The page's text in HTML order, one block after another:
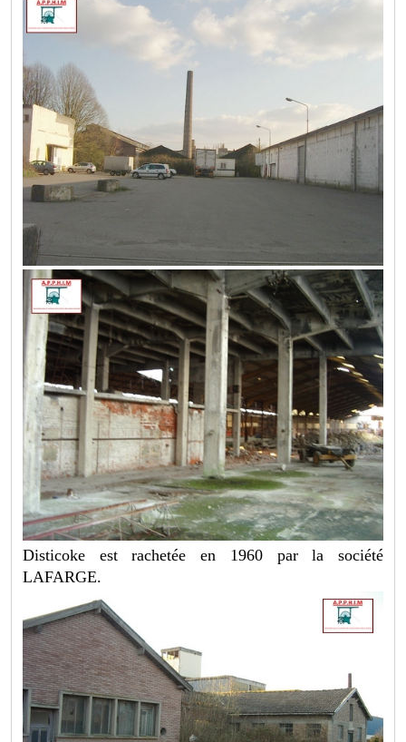
Disticoke est rachetée en 1960 par la société
LAFARGE.